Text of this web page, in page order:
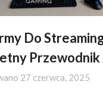
Do
Przewodnik
27 czerwca, 2025